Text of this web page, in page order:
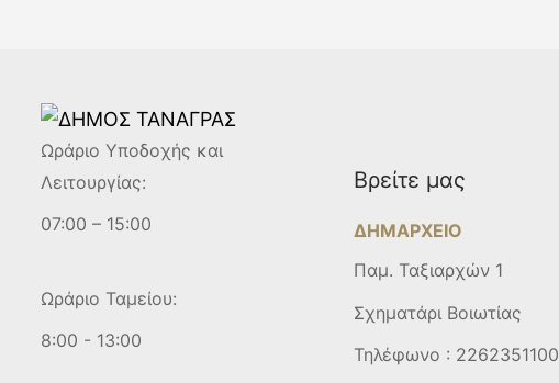
Ωράριο Υποδοχής και
Λειτουργίας:
07:00 – 15:00
Ωράριο Ταμείου:
8:00 - 13:00
Βρείτε μας
ΔΗΜΑΡΧΕΙΟ
Παμ. Ταξιαρχών 1
Σχηματάρι Βοιωτίας
Τηλέφωνο : 2262351100